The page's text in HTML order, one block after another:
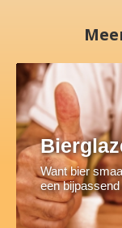
Want bier
een